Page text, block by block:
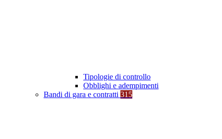
Tipologie di controllo
Obblighi e adempimenti
Bandi di gara e contratti 315